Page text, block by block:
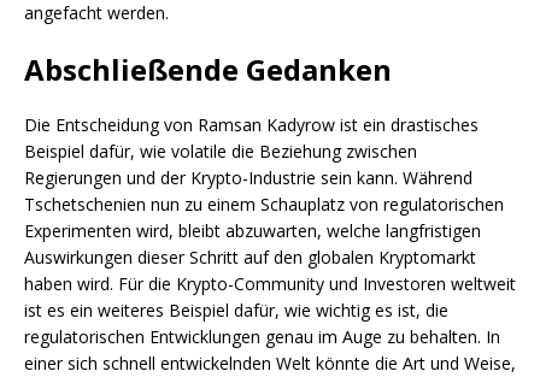
angefacht werden.
Abschließende Gedanken
Die Entscheidung von Ramsan Kadyrow ist ein drastisches
Beispiel dafür, wie volatile die Beziehung zwischen
Regierungen und der Krypto-Industrie sein kann. Während
Tschetschenien nun zu einem Schauplatz von regulatorischen
Experimenten wird, bleibt abzuwarten, welche langfristigen
Auswirkungen dieser Schritt auf den globalen Kryptomarkt
haben wird. Für die Krypto-Community und Investoren weltweit
ist es ein weiteres Beispiel dafür, wie wichtig es ist, die
regulatorischen Entwicklungen genau im Auge zu behalten. In
einer sich schnell entwickelnden Welt könnte die Art und Weise,